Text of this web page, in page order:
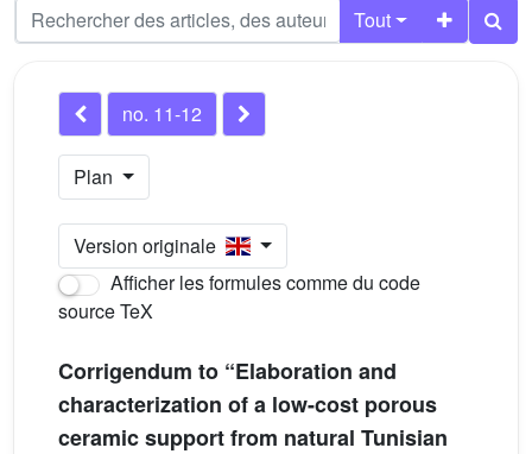
Tout
no. 11-12
Plan
Version originale
Afficher les formules comme du code
source TeX
Corrigendum to “Elaboration and
characterization of a low-cost porous
ceramic support from natural Tunisian